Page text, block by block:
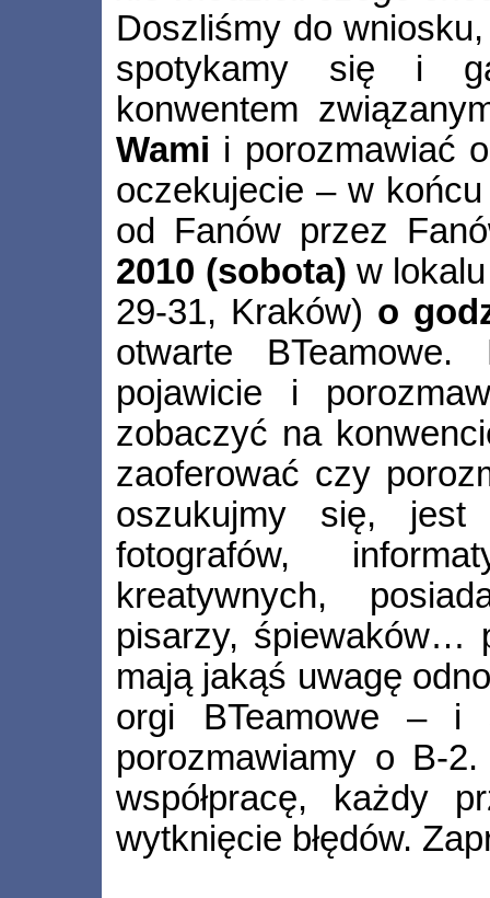
Doszliśmy do
spotykamy się i
konwentem
Wami i porozmawiać
oczekujecie – w
od Fanów przez
2010 (sobota) w
29-31, Kraków) o
otwarte
pojawicie i
zobaczyć na
zaoferować czy
oszukujmy się,
fotografów,
kreatywnych,
pisarzy, śpiewaków…
mają jakąś uwagę
orgi BTeamowe – i
porozmawiamy o B-
współpracę, każdy
wytknięcie błędów.